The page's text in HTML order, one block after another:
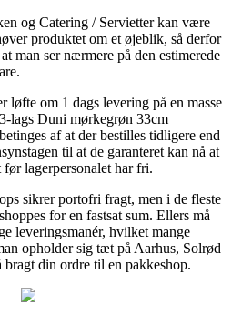
og Catering / Servietter kan være
produktet om et øjeblik, så derfor
man ser nærmere på den estimerede
om 1 dags levering på en masse
lags Duni mørkegrøn 33cm
af at der bestilles tidligere end
til at de garanteret kan nå at
lagerpersonalet har fri.
sikrer portofri fragt, men i de fleste
for en fastsat sum. Ellers må
leveringsmanér, hvilket mange
opholder sig tæt på Aarhus, Solrød
bragt din ordre til en pakkeshop.